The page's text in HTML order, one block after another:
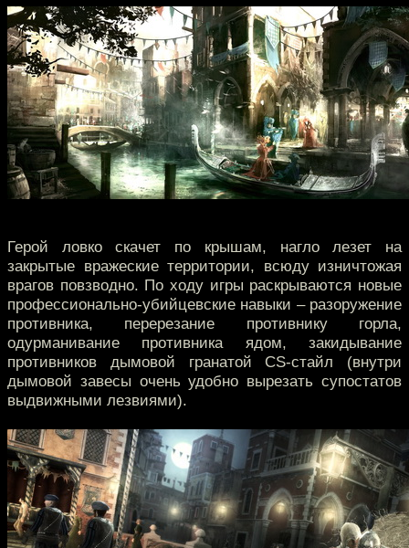
Герой ловко скачет по крышам, нагло лезет на
закрытые вражеские территории, всюду изничтожая
врагов повзводно. По ходу игры раскрываются новые
профессионально-убийцевские навыки – разоружение
противника, перерезание противнику горла,
одурманивание противника ядом, закидывание
противников дымовой гранатой CS-стайл (внутри
дымовой завесы очень удобно вырезать супостатов
выдвижными лезвиями).